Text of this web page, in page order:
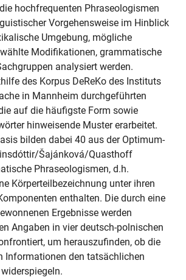
hochfrequenten Phraseologismen
Vorgehensweise im Hinblick
Umgebung, mögliche
Modifikationen, grammatische
analysiert werden.
des Korpus DeReKo des Instituts
in Mannheim durchgeführten
auf die häufigste Form sowie
hinweisende Muster erarbeitet.
bilden dabei 40 aus der Optimum-
Šajánková/Quasthoff
Phraseologismen, d.h.
Körperteilbezeichnung unter ihren
enthalten. Die durch eine
Ergebnisse werden
Angaben in vier deutsch-polnischen
um herauszufinden, ob die
Informationen den tatsächlichen